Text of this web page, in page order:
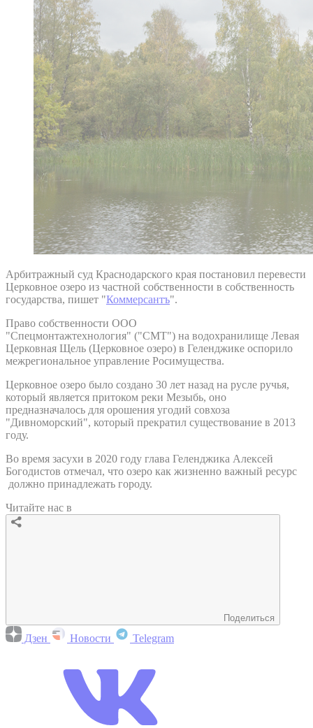
Арбитражный суд Краснодарского края постановил перевести
Церковное озеро из частной собственности в собственность
государства, пишет "Коммерсантъ".
Право собственности ООО
"Спецмонтажтехнология" ("СМТ") на водохранилище Левая
Церковная Щель (Церковное озеро) в Геленджике оспорило
межрегиональное управление Росимущества.
Церковное озеро было создано 30 лет назад на русле ручья,
который является притоком реки Мезыбь, оно
предназначалось для орошения угодий совхоза
"Дивноморский", который прекратил существование в 2013
году.
Во время засухи в 2020 году глава Геленджика Алексей
Богодистов отмечал, что озеро как жизненно важный ресурс
должно принадлежать городу.
Читайте нас в
Поделиться
Дзен Новости Telegram